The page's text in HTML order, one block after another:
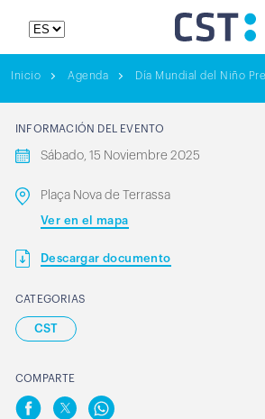
Inicio Agenda Día Mundial del Niño
INFORMACIÓN DEL EVENTO
Sábado, 15 Noviembre 2025
Plaça Nova de Terrassa
Ver en el mapa
Descargar documento
CATEGORIAS
CST
COMPARTE